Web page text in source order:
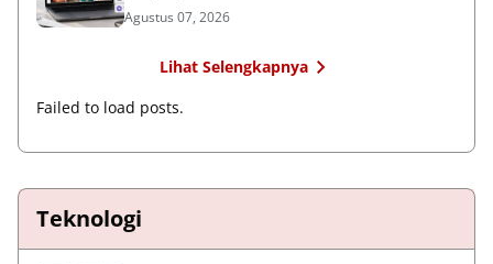
Agustus 07, 2026
Lihat Selengkapnya
Failed to load posts.
Teknologi